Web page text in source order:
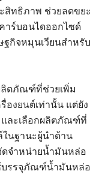
สิทธิภาพ ช่วยลดขยะ
าร์บอนไดออกไซด์
ฐกิจหมุนเวียนสำหรับ
ลิตภัณฑ์ที่ช่วยเพิ่ม
องยนต์เท่านั้น แต่ยัง
ละเลือกผลิตภัณฑ์ที่
นฐานะผู้นำด้าน
ดจำหน่ายน้ำมันหล่อ
บรรจุภัณฑ์น้ำมันหล่อ